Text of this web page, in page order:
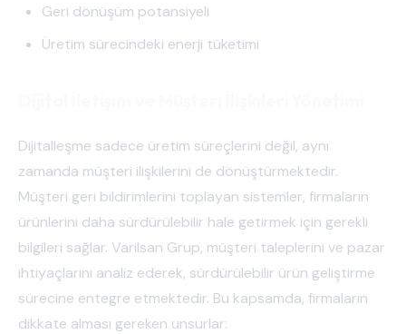
Geri dönüşüm potansiyeli
Üretim sürecindeki enerji tüketimi
Dijitalleşme sadece üretim süreçlerini değil, aynı
zamanda müşteri ilişkilerini de dönüştürmektedir.
Müşteri geri bildirimlerini toplayan sistemler, firmaların
ürünlerini daha sürdürülebilir hale getirmek için gerekli
bilgileri sağlar. Varilsan Grup, müşteri taleplerini ve pazar
ihtiyaçlarını analiz ederek, sürdürülebilir ürün geliştirme
sürecine entegre etmektedir. Bu kapsamda, firmaların
dikkate alması gereken unsurlar: